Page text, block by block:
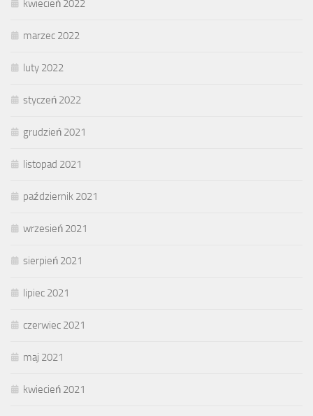
kwiecień 2022
marzec 2022
luty 2022
styczeń 2022
grudzień 2021
listopad 2021
październik 2021
wrzesień 2021
sierpień 2021
lipiec 2021
czerwiec 2021
maj 2021
kwiecień 2021